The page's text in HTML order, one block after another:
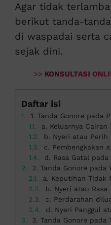
Agar tidak
berikut tanda-
di waspadai serta
sejak dini.
>> KONSULTASI
Daftar isi
1. Tanda Gonore pada
a. Keluarnya Cairan Berwarna
b. Nyeri atau Perih
c. Pembengkakan
d. Rasa Gatal
2. Tanda Gonore pada
a. Keputihan Tidak
b. Nyeri atau Rasa
c. Perdarahan
d. Nyeri Panggul
3. Tanda Gonore pada